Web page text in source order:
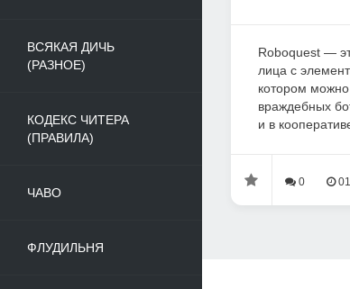
ВСЯКАЯ ДИЧЬ
(РАЗНОЕ)
КОДЕКС ЧИТЕРА
(ПРАВИЛА)
ЧАВО
ФЛУДИЛЬНЯ
Roboquest —
лица с
котором можно
враждебных
и в
0